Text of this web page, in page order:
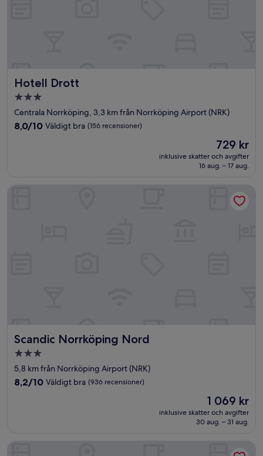
Hotell Drott
Hotell Drott
3.0-
stjärnigt
boende
Centrala Norrköping, 3,3 km från Norrköping Airport (NRK)
8.0
8,0/10 Väldigt bra (156 recensioner)
Priset
är
729 kr
729 kr
inklusive skatter och avgifter
16 aug. – 17 aug.
Scandic Norrköping Nord
Scandic Norrköping Nord
3.0-
stjärnigt
boende
5,8 km från Norrköping Airport (NRK)
8.2
8,2/10 Väldigt bra (936 recensioner)
Priset
1 069 kr
1 069 kr
inklusive skatter och avgifter
30 aug. – 31 aug.
Best Guest Vandrarhem